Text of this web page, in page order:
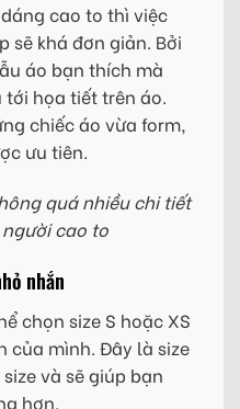
cao to thì việc
sẽ khá đơn giản. Bởi
áo bạn thích mà
họa tiết trên áo.
chiếc áo vừa form,
ưu tiên.
quá nhiều chi tiết
cao to
nhắn
chọn size S hoặc XS
của mình. Đây là size
và sẽ giúp bạn
hơn.